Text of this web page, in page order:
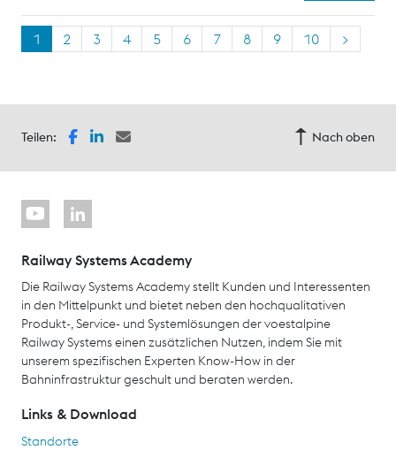
1 2 3 4 5 6 7 8 9 10 >
Teilen: Nach oben
Railway Systems Academy
Die Railway Systems Academy stellt Kunden und Interessenten
in den Mittelpunkt und bietet neben den hochqualitativen
Produkt-, Service- und Systemlösungen der voestalpine
Railway Systems einen zusätzlichen Nutzen, indem Sie mit
unserem spezifischen Experten Know-How in der
Bahninfrastruktur geschult und beraten werden.
Links & Download
Standorte